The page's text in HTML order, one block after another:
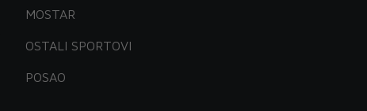
MOSTAR
OSTALI SPORTOVI
POSAO